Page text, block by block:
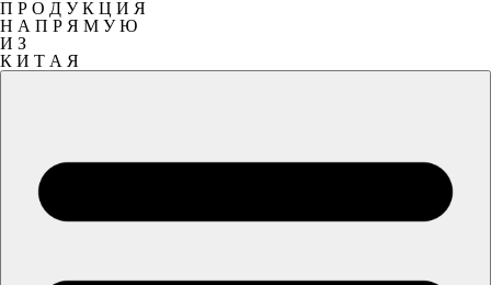
П Р О Д У К Ц И Я
Н А П Р Я М У Ю
И З
К И Т А Я